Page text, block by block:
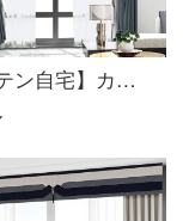
【カーテン自宅】カーテン製品の高遮光定型化窓リビングルームの木芋香2020新型高精密つなぎ合わせ特注LDC 20 FWC-110 Sフック/カーテンヘッドなし(高さ2.6 m以内で改変可能)XLブラインドセット/ダブルオープン(適用窓幅3.2-3.5 m)